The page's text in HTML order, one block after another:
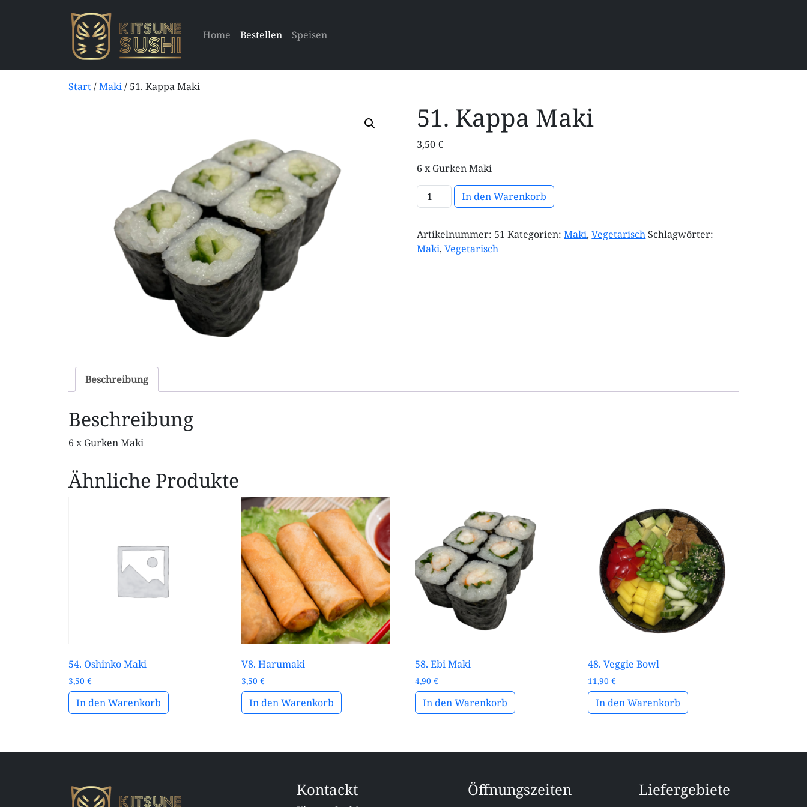
Home Bestellen Speisen
Start/Maki/ 51. Kappa Maki
51. Kappa Maki
3,50€
6 x Gurken Maki
51. Kappa Maki Menge
In den Warenkorb
Artikelnummer: 51 Kategorien:Maki,VegetarischSchlagwörter:
Maki,Vegetarisch
Beschreibung
Beschreibung
6 x Gurken Maki
Ähnliche Produkte
54. Oshinko Maki
3,50 €
In den Warenkorb
V8. Harumaki
3,50€
In den Warenkorb
58. Ebi Maki
4,90 €
In den Warenkorb
48. Veggie Bowl
11,90€
In den Warenkorb
Kontackt Öffnungszeiten Liefergebiete